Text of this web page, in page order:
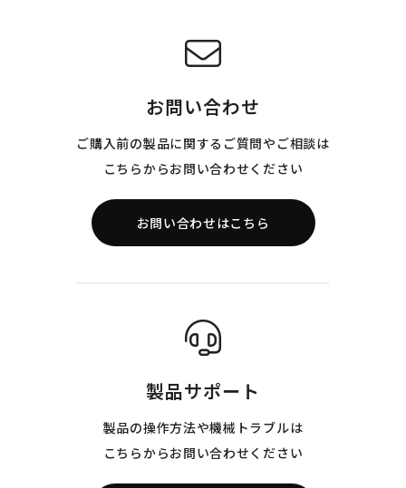
お問い合わせ
ご購入前の製品に関するご質問やご相談は
こちらからお問い合わせください
お問い合わせはこちら
製品サポート
製品の操作方法や機械トラブルは
こちらからお問い合わせください